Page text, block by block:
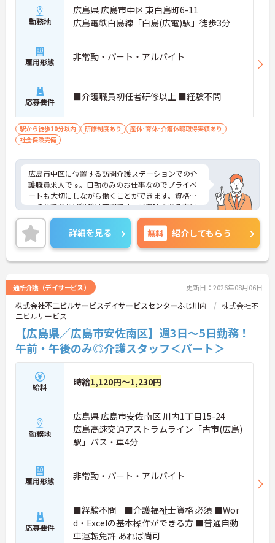
勤務地
広島県 広島市中区 東白島町6-11
広島電鉄白島線「白島(広電)駅」徒歩3分
雇用形態 非常勤・パート・アルバイト
応募要件 ■介護職員初任者研修以上 ■経験不問
駅から徒歩10分以内 研修制度あり
産休･育休･介護休暇取得実績あり
社会保険完備
広島市中区に位置する訪問介護ステーションでの介
護職員求人です。日勤のみのお仕事なのでプライベ
ートも大切にしながら働くことができます。資格を
お持ちであれば経験は不問です。ご興味のある方に
は、面接対策ポイント等、さらに詳細をお話ししま
すのでお気軽にご相談ください！
詳細を見る 無料 紹介してもらう
通所介護（デイサービス） 更新日：2026年08月06日
株式会社不二ビルサービスデイサービスセンターふじ川内
株式会社不
二ビルサービス
【広島県／広島市安佐南区】週3日～5日勤務！
午前・午後のみ◎介護スタッフ＜パート＞
給料 時給1,120円～1,230円
勤務地
広島県 広島市安佐南区 川内1丁目15-24
広島高速交通アストラムライン「古市(広島)
駅」バス・車4分
雇用形態 非常勤・パート・アルバイト
応募要件
■経験不問 ■介護福祉士資格 必須 ■Wor
d・Excelの基本操作ができる方 ■普通自動
車運転免許 あれば尚可